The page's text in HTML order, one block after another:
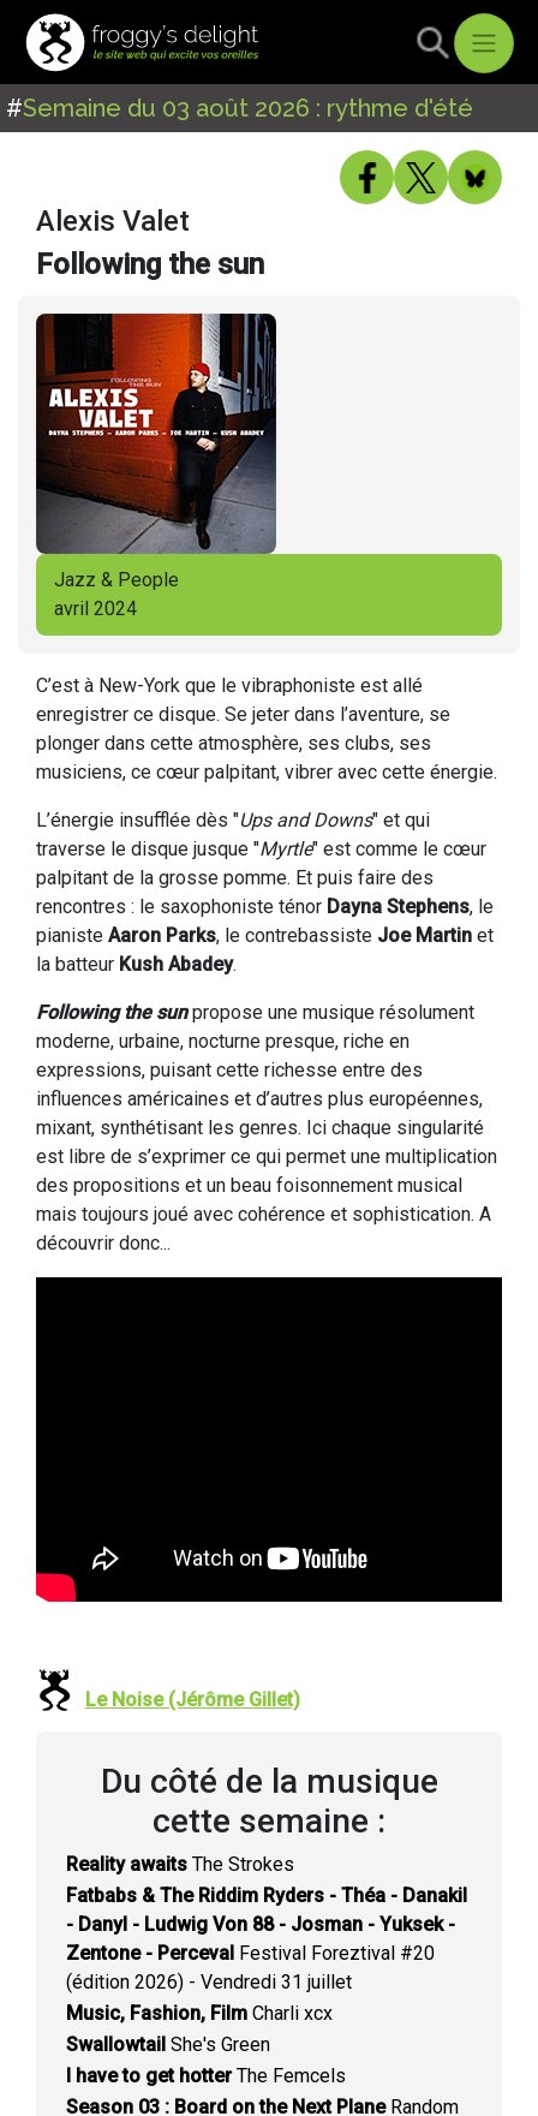
#Semaine du 03 août 2026 : rythme d'été
Alexis Valet
Following the sun
Jazz & People
avril 2024
C’est à New-York que le vibraphoniste est allé
enregistrer ce disque. Se jeter dans l’aventure, se
plonger dans cette atmosphère, ses clubs, ses
musiciens, ce cœur palpitant, vibrer avec cette énergie.
L’énergie insufflée dès "Ups and Downs" et qui
traverse le disque jusque "Myrtle" est comme le cœur
palpitant de la grosse pomme. Et puis faire des
rencontres : le saxophoniste ténor Dayna Stephens, le
pianiste Aaron Parks, le contrebassiste Joe Martin et
la batteur Kush Abadey.
Following the sunpropose une musique résolument
moderne, urbaine, nocturne presque, riche en
expressions, puisant cette richesse entre des
influences américaines et d’autres plus européennes,
mixant, synthétisant les genres. Ici chaque singularité
est libre de s’exprimer ce qui permet une multiplication
des propositions et un beau foisonnement musical
mais toujours joué avec cohérence et sophistication. A
découvrir donc...
Le Noise (Jérôme Gillet)
Du côté de la musique
cette semaine :
Reality awaits The Strokes
Fatbabs & The Riddim Ryders - Théa - Danakil
- Danyl - Ludwig Von 88 - Josman - Yuksek -
Zentone - Perceval Festival Foreztival #20
(édition 2026) - Vendredi 31 juillet
Music, Fashion, Film Charli xcx
Swallowtail She's Green
I have to get hotterThe Femcels
Season 03 : Board on the Next PlaneRandom